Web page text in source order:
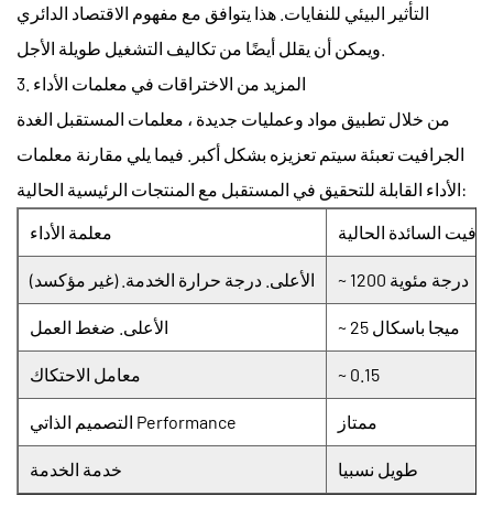
التأثير البيئي للنفايات. هذا يتوافق مع مفهوم الاقتصاد الدائري
3. المزيد من الاختراقات في معلمات الأداء
من خلال تطبيق مواد وعمليات جديدة ، معلمات المستقبل الغدة
الجرافيت تعبئة سيتم تعزيزه بشكل أكبر. فيما يلي مقارنة معلمات
الأداء القابلة للتحقيق في المستقبل مع المنتجات الرئيسية الحالية:
معلمة الأداء السائدة الحالية
الأعلى. درجة حرارة الخدمة. (غير مؤكسد) ~ 1200 درجة مئوية
الأعلى. ضغط العمل ~ 25 ميجا باسكال
معامل الاحتكاك ~ 0.15
التصميم الذاتي Performance ممتاز
خدمة الخدمة طويل نسبيا